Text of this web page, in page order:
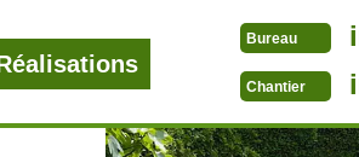
Bureau
Chantier